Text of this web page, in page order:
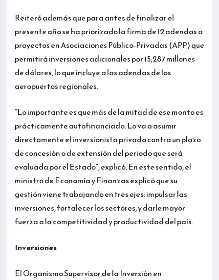
Reiteró además que para antes de finalizar el
presente año se ha priorizado la firma de 12 adendas a
proyectos en Asociaciones Público-Privadas (APP) que
permitirá inversiones adicionales por 15,287 millones
de dólares, lo que incluye a las adendas de los
aeropuertos regionales.
“Lo importante es que más de la mitad de ese monto es
prácticamente autofinanciado. Lo va a asumir
directamente el inversionista privado contra un plazo
de concesión o de extensión del periodo que será
evaluada por el Estado”, explicó. En este sentido, el
ministro de Economía y Finanzas explicó que su
gestión viene trabajando en tres ejes: impulsar las
inversiones, fortalecer los sectores, y darle mayor
fuerza a la competitividad y productividad del país.
Inversiones
El Organismo Supervisor de la Inversión en